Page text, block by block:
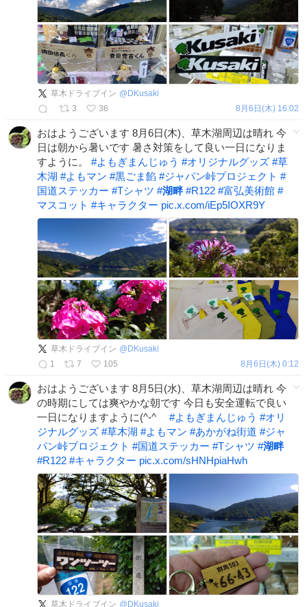
草木ドライブイン @ DKusaki
3
36 8月6日(木) 16:02
おはようございます 8月6日(木)、草木湖周辺は晴れ 今
日は朝から暑いです 暑さ対策をして良い一日になりま
すように。 #よもぎまんじゅう #オリジナルグッズ #草
木湖 #よもマン #黒ごま餡 #ジャパン峠プロジェクト #
国道ステッカー #Tシャツ #湖畔 #R122 #富弘美術館 #
マスコット #キャラクター pic.x.com/iEp5IOXR9Y
草木ドライブイン @ DKusaki
1
7 105 8月6日(木) 0:12
おはようございます 8月5日(水)、草木湖周辺は晴れ 今
の時期にしては爽やかな朝です 今日も安全運転で良い
一日になりますように(^-^ゞ #よもぎまんじゅう #オリ
ジナルグッズ #草木湖 #よもマン #あかがね街道 #ジャ
パン峠プロジェクト #国道ステッカー #Tシャツ #湖畔
#R122 #キャラクター pic.x.com/sHNHpiaHwh
草木ドライブイン @ DKusaki